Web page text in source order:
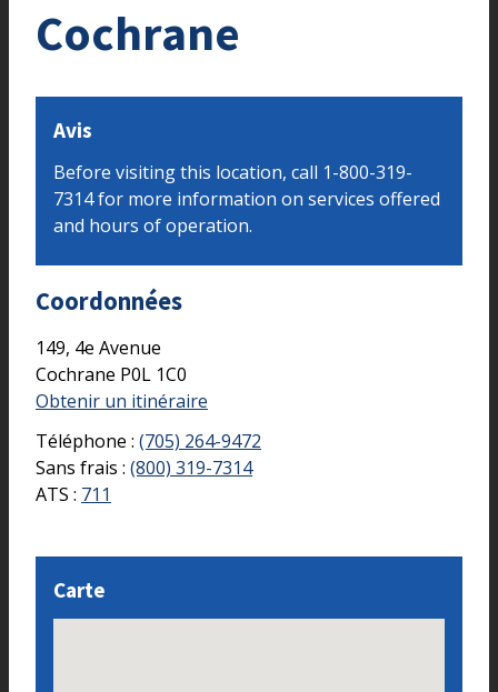
Cochrane
Avis
Before visiting this location, call 1-800-319-
7314 for more information on services offered
and hours of operation.
Coordonnées
149, 4e Avenue
Cochrane P0L 1C0
Obtenir un itinéraire
Téléphone : (705) 264-9472
Sans frais : (800) 319-7314
ATS : 711
Carte